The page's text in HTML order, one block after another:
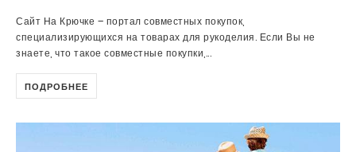
Сайт На Крючке – портал совместных покупок,
специализирующихся на товарах для рукоделия. Если Вы не
знаете, что такое совместные покупки,...
ПОДРОБНЕЕ